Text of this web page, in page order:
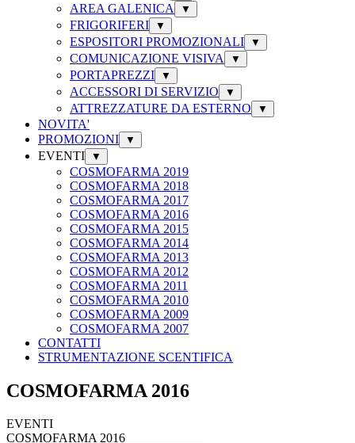
AREA GALENICA ▼
FRIGORIFERI ▼
ESPOSITORI PROMOZIONALI ▼
COMUNICAZIONE VISIVA ▼
PORTAPREZZI ▼
ACCESSORI DI SERVIZIO ▼
ATTREZZATURE DA ESTERNO ▼
NOVITA'
PROMOZIONI
▼
EVENTI ▼
COSMOFARMA 2019
COSMOFARMA 2018
COSMOFARMA 2017
COSMOFARMA 2016
COSMOFARMA 2015
COSMOFARMA 2014
COSMOFARMA 2013
COSMOFARMA 2012
COSMOFARMA 2011
COSMOFARMA 2010
COSMOFARMA 2009
COSMOFARMA 2007
CONTATTI
STRUMENTAZIONE SCENTIFICA
COSMOFARMA 2016
EVENTI
COSMOFARMA 2016